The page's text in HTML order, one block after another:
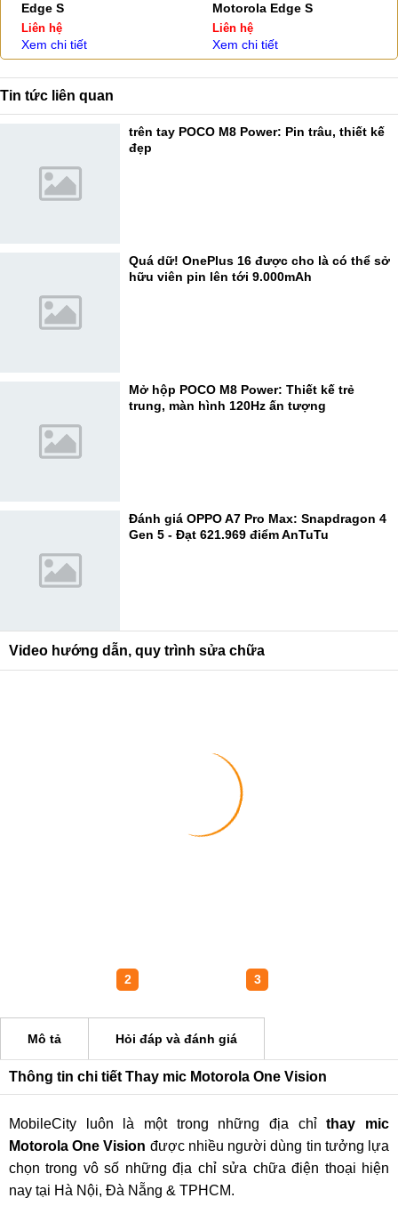
Edge S
Liên hệ
Xem chi tiết
Motorola Edge S
Liên hệ
Xem chi tiết
Tin tức liên quan
trên tay POCO M8 Power: Pin trâu, thiết kế
đẹp
Quá dữ! OnePlus 16 được cho là có thể sở
hữu viên pin lên tới 9.000mAh
Mở hộp POCO M8 Power: Thiết kế trẻ
trung, màn hình 120Hz ấn tượng
Đánh giá OPPO A7 Pro Max: Snapdragon 4
Gen 5 - Đạt 621.969 điểm AnTuTu
Video hướng dẫn, quy trình sửa chữa
2 3
Mô tả Hỏi đáp và đánh giá
Thông tin chi tiết Thay mic Motorola One Vision
MobileCity luôn là một trong những địa chỉthay mic
Motorola One Vision được nhiều người dùng tin tưởng lựa
chọn trong vô số những địa chỉ sửa chữa điện thoại hiện
nay tại Hà Nội, Đà Nẵng & TPHCM.